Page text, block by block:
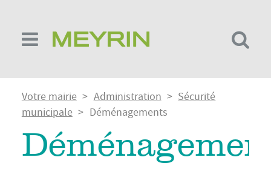
contenu
Fil
d'Ariane
Votre mairie Administration
Sécurité
municipale
Déménagements